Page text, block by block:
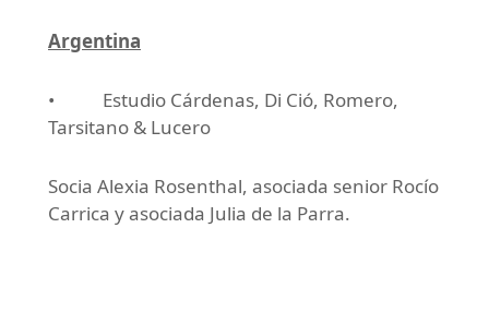
Argentina
• Estudio Cárdenas, Di Ció, Romero,
Tarsitano & Lucero
Socia Alexia Rosenthal, asociada senior Rocío
Carrica y asociada Julia de la Parra.